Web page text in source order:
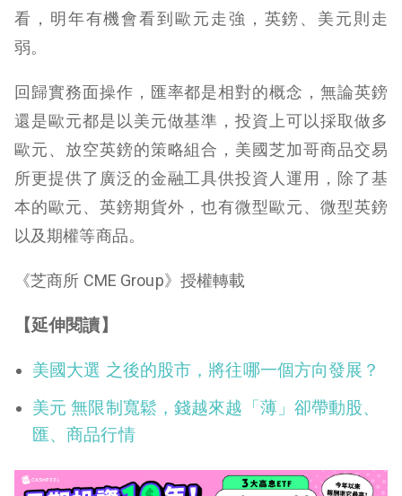
看，明年有機會看到歐元走強，英鎊、美元則走
弱。
回歸實務面操作，匯率都是相對的概念，無論英鎊
還是歐元都是以美元做基準，投資上可以採取做多
歐元、放空英鎊的策略組合，美國芝加哥商品交易
所更提供了廣泛的金融工具供投資人運用，除了基
本的歐元、英鎊期貨外，也有微型歐元、微型英鎊
以及期權等商品。
《芝商所 CME Group》授權轉載
【延伸閱讀】
美國大選 之後的股市，將往哪一個方向發展？
美元 無限制寬鬆，錢越來越「薄」卻帶動股、
匯、商品行情